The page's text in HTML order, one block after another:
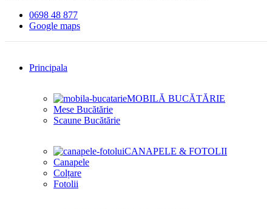
0698 48 877
Google maps
Principala
MOBILĂ BUCĂTĂRIE
Mese Bucătărie
Scaune Bucătărie
CANAPELE & FOTOLII
Canapele
Colțare
Fotolii